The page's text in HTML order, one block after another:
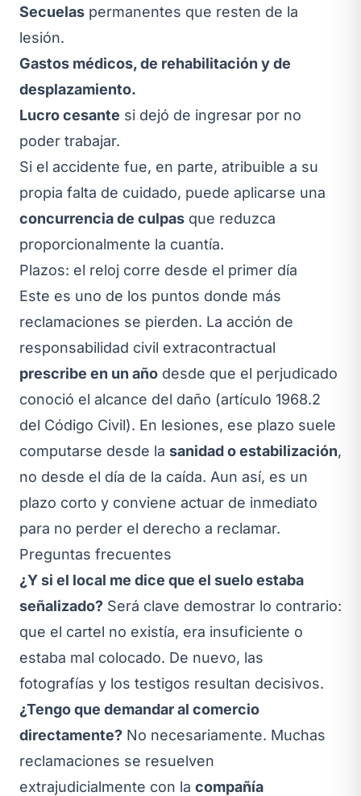
Secuelas permanentes que resten de la
lesión.
Gastos médicos, de rehabilitación y de
desplazamiento.
Lucro cesante si dejó de ingresar por no
poder trabajar.
Si el accidente fue, en parte, atribuible a su
propia falta de cuidado, puede aplicarse una
concurrencia de culpas que reduzca
proporcionalmente la cuantía.
Plazos: el reloj corre desde el primer día
Este es uno de los puntos donde más
reclamaciones se pierden. La acción de
responsabilidad civil extracontractual
prescribe en un año desde que el perjudicado
conoció el alcance del daño (artículo 1968.2
del Código Civil). En lesiones, ese plazo suele
computarse desde la sanidad o estabilización,
no desde el día de la caída. Aun así, es un
plazo corto y conviene actuar de inmediato
para no perder el derecho a reclamar.
Preguntas frecuentes
¿Y si el local me dice que el suelo estaba
señalizado? Será clave demostrar lo contrario:
que el cartel no existía, era insuficiente o
estaba mal colocado. De nuevo, las
fotografías y los testigos resultan decisivos.
¿Tengo que demandar al comercio
directamente? No necesariamente. Muchas
reclamaciones se resuelven
extrajudicialmente con la compañía